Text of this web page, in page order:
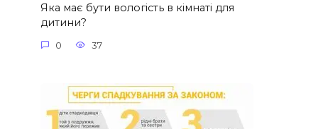
Яка має бути вологість в кімнаті для
дитини?
0 37